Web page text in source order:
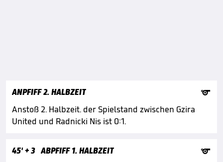
ANPFIFF 2. HALBZEIT

Anstoß 2. Halbzeit. der Spielstand zwischen Gzira
United und Radnicki Nis ist 0:1.
45'+ 3 ABPFIFF 1. HALBZEIT
